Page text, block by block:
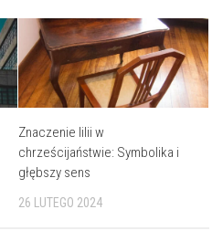
Znaczenie lilii w
chrześcijaństwie: Symbolika i
głębszy sens
26 LUTEGO 2024